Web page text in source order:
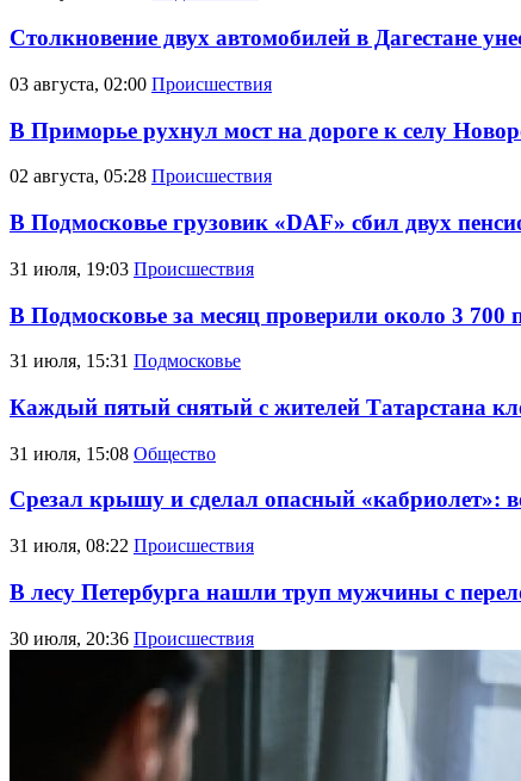
Столкновение двух автомобилей в Дагестане
03 августа, 02:00 Происшествия
В Приморье рухнул мост на дороге к селу
02 августа, 05:28 Происшествия
В Подмосковье грузовик «DAF» сбил двух
31 июля, 19:03 Происшествия
В Подмосковье за месяц проверили около 3 700
31 июля, 15:31 Подмосковье
Каждый пятый снятый с жителей Татарстана
31 июля, 15:08 Общество
Срезал крышу и сделал опасный «кабриолет»:
31 июля, 08:22 Происшествия
В лесу Петербурга нашли труп мужчины с
30 июля, 20:36 Происшествия